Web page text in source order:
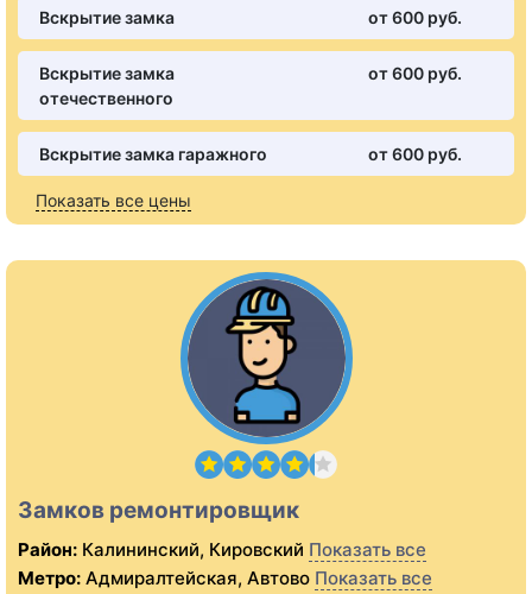
Вскрытие замка от 600 pуб.
Вскрытие замка
отечественного
от 600 pуб.
Вскрытие замка гаражного от 600 pуб.
Показать все цены
Замков ремонтировщик
Район: Калининский, Кировский Показать все
Метро: Адмиралтейская, Автово Показать все